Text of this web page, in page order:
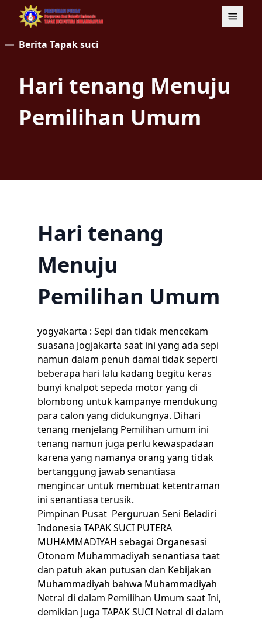
Berita Tapak suci
Hari tenang Menuju
Pemilihan Umum
Hari tenang
Menuju
Pemilihan Umum
yogyakarta : Sepi dan tidak mencekam
suasana Jogjakarta saat ini yang ada sepi
namun dalam penuh damai tidak seperti
beberapa hari lalu kadang begitu keras
bunyi knalpot sepeda motor yang di
blombong untuk kampanye mendukung
para calon yang didukungnya. Dihari
tenang menjelang Pemilihan umum ini
tenang namun juga perlu kewaspadaan
karena yang namanya orang yang tidak
bertanggung jawab senantiasa
mengincar untuk membuat ketentraman
ini senantiasa terusik.
Pimpinan Pusat Perguruan Seni Beladiri
Indonesia TAPAK SUCI PUTERA
MUHAMMADIYAH sebagai Organesasi
Otonom Muhammadiyah senantiasa taat
dan patuh akan putusan dan Kebijakan
Muhammadiyah bahwa Muhammadiyah
Netral di dalam Pemilihan Umum saat Ini,
demikian Juga TAPAK SUCI Netral di dalam